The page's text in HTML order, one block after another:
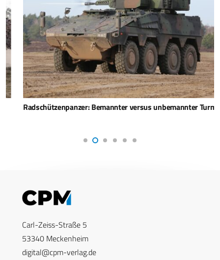
Radschützenpanzer: Bemannter versus unbemannter Turm
Carl-Zeiss-Straße 5
53340 Meckenheim
digital@cpm-verlag.de